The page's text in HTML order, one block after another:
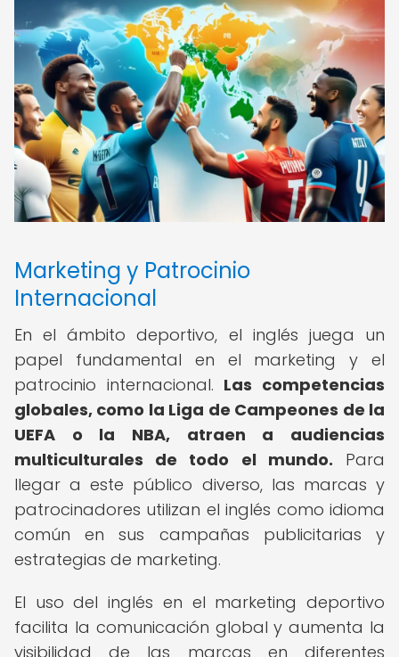
Marketing y Patrocinio
Internacional
En el ámbito deportivo, el inglés juega un
papel fundamental en el marketing y el
patrocinio internacional. Las competencias
globales, como la Liga de Campeones de la
UEFA o la NBA, atraen a audiencias
multiculturales de todo el mundo. Para
llegar a este público diverso, las marcas y
patrocinadores utilizan el inglés como idioma
común en sus campañas publicitarias y
estrategias de marketing.
El uso del inglés en el marketing deportivo
facilita la comunicación global y aumenta la
visibilidad de las marcas en diferentes